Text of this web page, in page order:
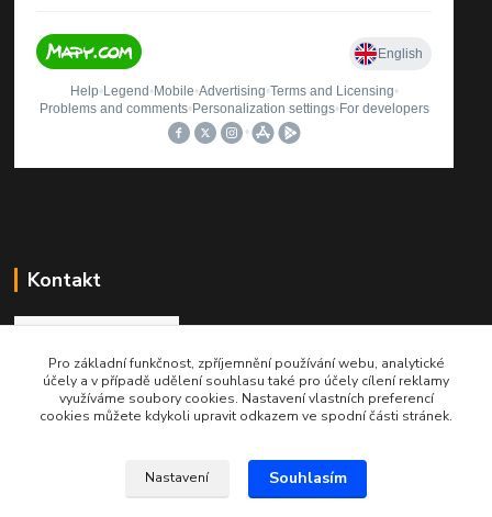
Kontakt
Roman Brož
+420 737 174 021
Pro základní funkčnost, zpříjemnění používání webu, analytické
účely a v případě udělení souhlasu také pro účely cílení reklamy
využíváme soubory cookies. Nastavení vlastních preferencí
cookies můžete kdykoli upravit odkazem ve spodní části stránek.
Nastavení Souhlasím